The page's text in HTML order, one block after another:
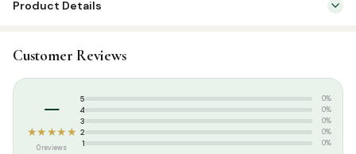
Product Details
Categories: Aqeedah,Tamil Islamic Books
Tags:
Customer Reviews
–
★★★★★
0 reviews
5 0%
4 0%
3 0%
2 0%
1 0%